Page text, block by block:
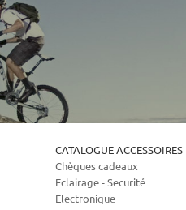
CATALOGUE ACCESSOIRES
Chèques cadeaux
Eclairage - Securité
Electronique